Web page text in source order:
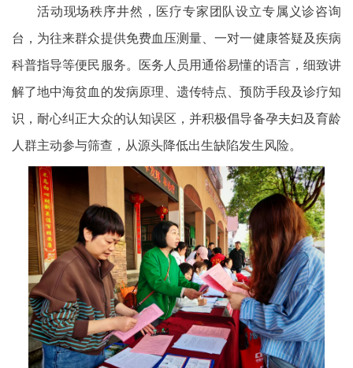
活动现场秩序井然，医疗专家团队设立专属义诊咨询
台，为往来群众提供免费血压测量、一对一健康答疑及疾病
科普指导等便民服务。医务人员用通俗易懂的语言，细致讲
解了地中海贫血的发病原理、遗传特点、预防手段及诊疗知
识，耐心纠正大众的认知误区，并积极倡导备孕夫妇及育龄
人群主动参与筛查，从源头降低出生缺陷发生风险。